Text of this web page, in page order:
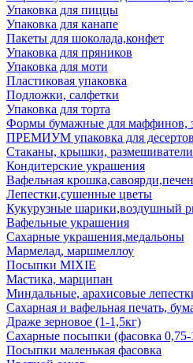
Упаковка для пиццы
Упаковка для канапе
Пакеты для шоколада,конфет
Упаковка для пряников
Упаковка для моти
Пластиковая упаковка
Подложки, салфетки
Упаковка для торта
Формы бумажные для маффинов,
ПРЕМИУМ упаковка для десертов
Стаканы, крышки,
Кондитерские украшения
Вафельная
Лепестки,сушенные цветы
Кукурузные шарики,воздушный
Вафельные украшения
Сахарные украшения,медальоны
Мармелад, маршмеллоу
Посыпки MIXIE
Мастика, марципан
Миндальные, арахисовые
Сахарная и вафельная печать,
Драже зерновое (1-1,5кг)
Сахарные посыпки (фасовка 0,75-
Посыпки маленькая фасовка